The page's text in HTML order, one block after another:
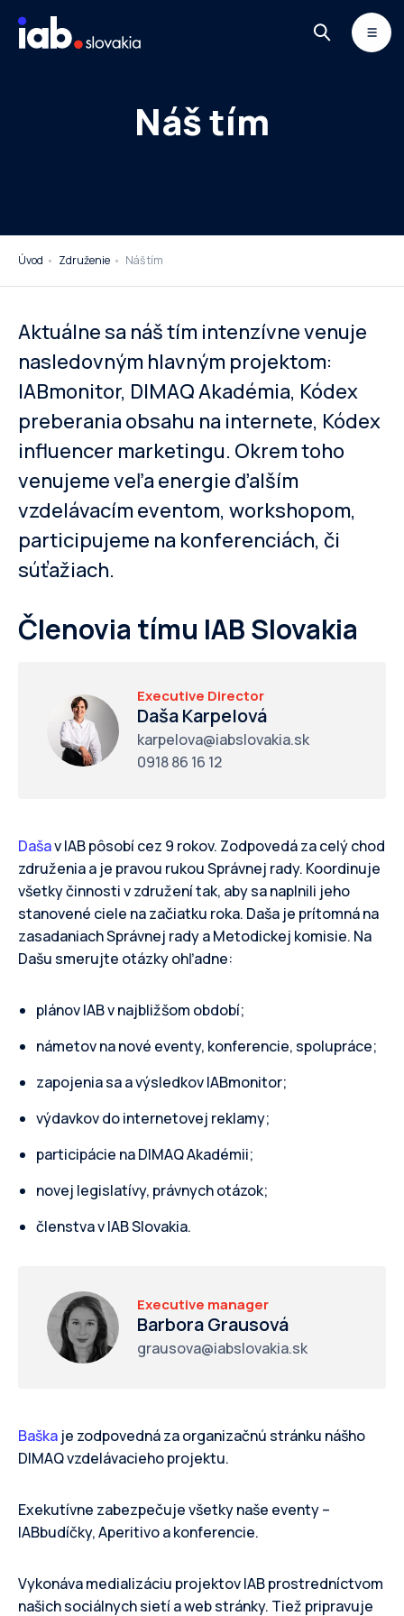
NEWSLETTER
Náš tím
Úvod Združenie Náš tím
Aktuálne sa náš tím intenzívne venuje
nasledovným hlavným projektom:
IABmonitor, DIMAQ Akadémia, Kódex
preberania obsahu na internete, Kódex
influencer marketingu. Okrem toho
venujeme veľa energie ďalším
vzdelávacím eventom, workshopom,
participujeme na konferenciách, či
súťažiach.
Členovia tímu IAB Slovakia
Executive Director
Daša Karpelová
karpelova@iabslovakia.sk
0918 86 16 12
Dašav IAB pôsobí cez 9 rokov. Zodpovedá za celý chod
združenia a je pravou rukou Správnej rady. Koordinuje
všetky činnosti v združení tak, aby sa naplnili jeho
stanovené ciele na začiatku roka. Daša je prítomná na
zasadaniach Správnej rady a Metodickej komisie. Na
Dašu smerujte otázky ohľadne:
plánov IAB v najbližšom období;
námetov na nové eventy, konferencie, spolupráce;
zapojenia sa a výsledkov IABmonitor;
výdavkov do internetovej reklamy;
participácie na DIMAQ Akadémii;
novej legislatívy, právnych otázok;
členstva v IAB Slovakia.
Executive manager
Barbora Grausová
grausova@iabslovakia.sk
Baška je zodpovedná za organizačnú stránku nášho
DIMAQ vzdelávacieho projektu.
Exekutívne zabezpečuje všetky naše eventy –
IABbudíčky, Aperitivo a konferencie.
Vykonáva medializáciu projektov IAB prostredníctvom
našich sociálnych sietí a web stránky. Tiež pripravuje